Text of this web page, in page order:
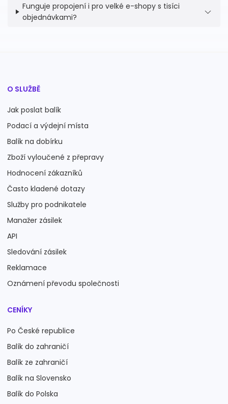
Funguje propojení i pro velké e-shopy s tisíci
objednávkami?
O SLUŽBĚ
Jak poslat balík
Podací a výdejní místa
Balík na dobírku
Zboží vyloučené z přepravy
Hodnocení zákazníků
Často kladené dotazy
Služby pro podnikatele
Manažer zásilek
API
Sledování zásilek
Reklamace
Oznámení převodu společnosti
CENÍKY
Po České republice
Balík do zahraničí
Balík ze zahraničí
Balík na Slovensko
Balík do Polska